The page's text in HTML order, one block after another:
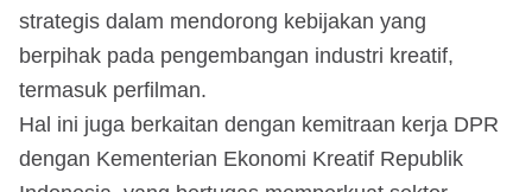
strategis dalam mendorong kebijakan yang
berpihak pada pengembangan industri kreatif,
termasuk perfilman.
Hal ini juga berkaitan dengan kemitraan kerja DPR
dengan Kementerian Ekonomi Kreatif Republik